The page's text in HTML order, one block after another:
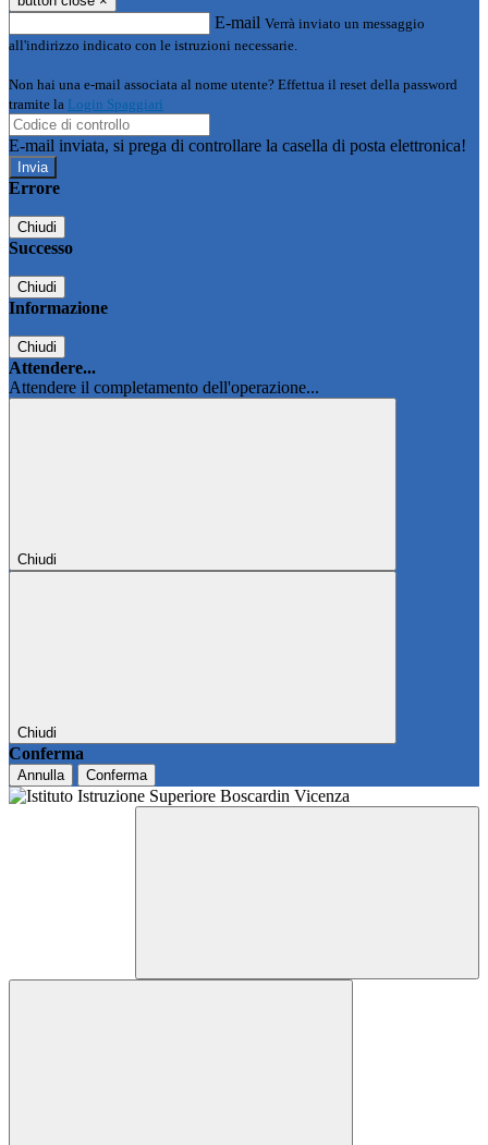
E-mail Verrà inviato un messaggio
all'indirizzo indicato con le istruzioni necessarie.
Non hai una e-mail associata al nome utente? Effettua il reset della password
tramite la Login Spaggiari
E-mail inviata, si prega di controllare la casella di posta elettronica!
Errore
Chiudi
Successo
Chiudi
Informazione
Chiudi
Attendere...
Attendere il completamento dell'operazione...
Chiudi
Chiudi
Conferma
Annulla Conferma